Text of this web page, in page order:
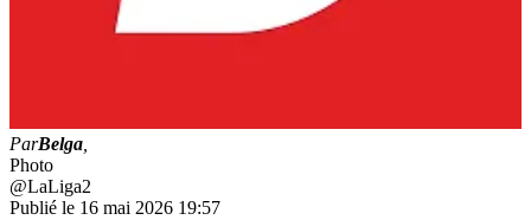
ParBelga
Photo
@LaLiga2
Publié le 16 mai 2026 19:57